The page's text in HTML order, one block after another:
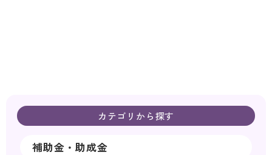
カテゴリから探す
補助金・助成金